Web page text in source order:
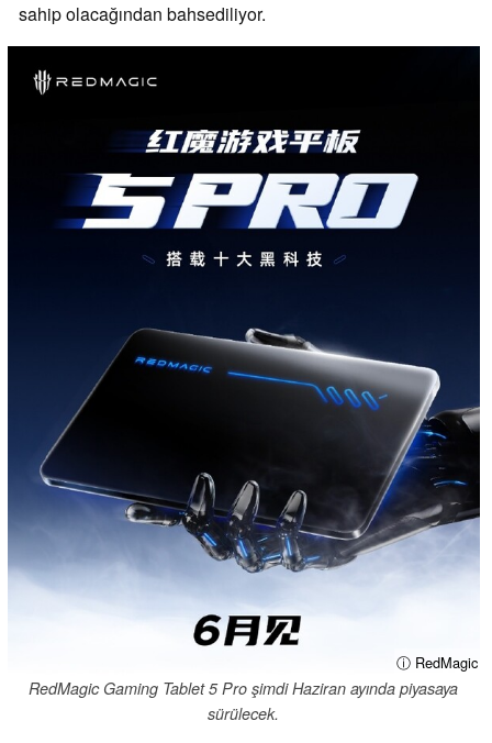
sahip olacağından bahsediliyor.
ⓘ RedMagic
RedMagic Gaming Tablet 5 Pro şimdi Haziran ayında piyasaya
sürülecek.